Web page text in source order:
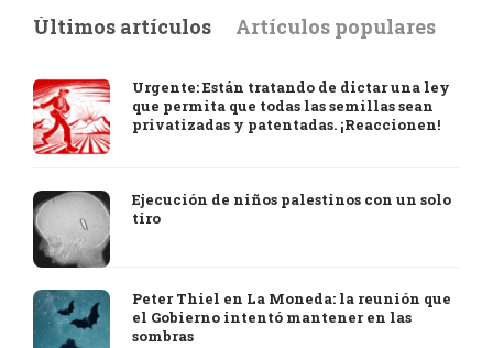
Últimos artículos Artículos populares
Urgente: Están tratando de dictar una ley
que permita que todas las semillas sean
privatizadas y patentadas. ¡Reaccionen!
Ejecución de niños palestinos con un solo
tiro
Peter Thiel en La Moneda: la reunión que
el Gobierno intentó mantener en las
sombras